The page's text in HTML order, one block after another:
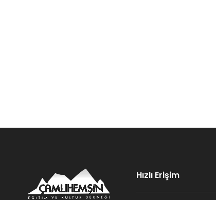
Hızlı Erişim